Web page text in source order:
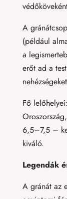
A
(például
a
erőt ad a
Fő
6,5–7,5 –
kiváló.
Legendák
A gránát az